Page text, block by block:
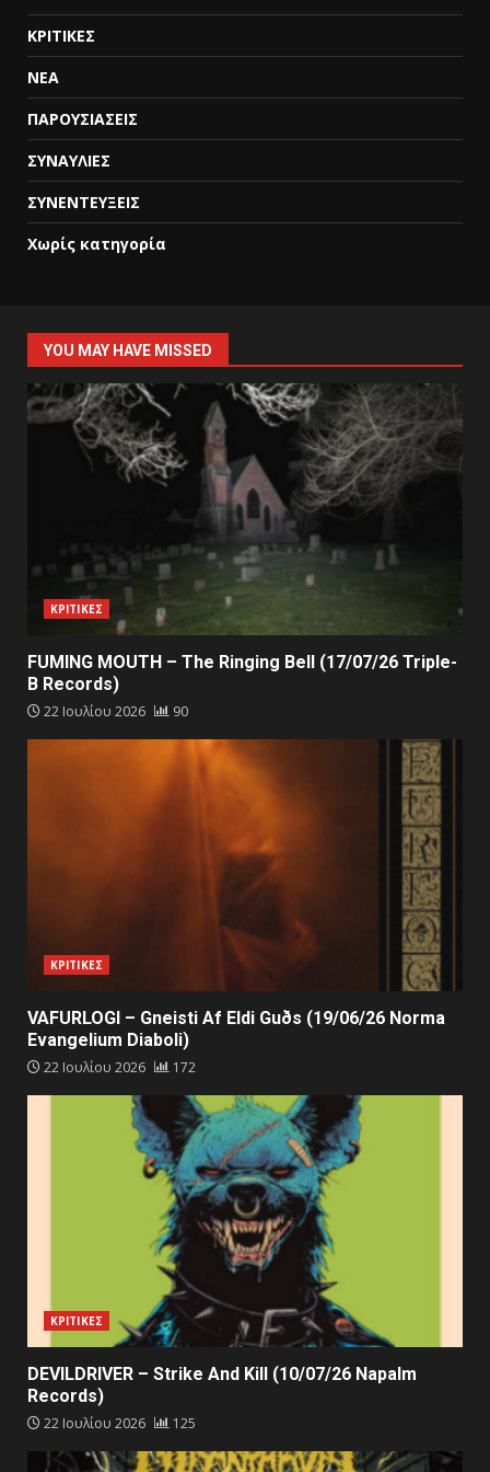
ΚΡΙΤΙΚΕΣ
ΝΕΑ
ΠΑΡΟΥΣΙΑΣΕΙΣ
ΣΥΝΑΥΛΙΕΣ
ΣΥΝΕΝΤΕΥΞΕΙΣ
Χωρίς κατηγορία
YOU MAY HAVE MISSED
ΚΡΙΤΙΚΕΣ
FUMING MOUTH – The Ringing Bell (17/07/26 Triple-
B Records)
22 Ιουλίου 2026 90
ΚΡΙΤΙΚΕΣ
VAFURLOGI – Gneisti Af Eldi Guðs (19/06/26 Norma
Evangelium Diaboli)
22 Ιουλίου 2026 172
ΚΡΙΤΙΚΕΣ
DEVILDRIVER – Strike And Kill (10/07/26 Napalm
Records)
22 Ιουλίου 2026 125